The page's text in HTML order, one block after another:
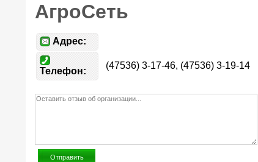
АгроСеть
Адрес:
Телефон:
(47536) 3-17-46, (47536) 3-19-14